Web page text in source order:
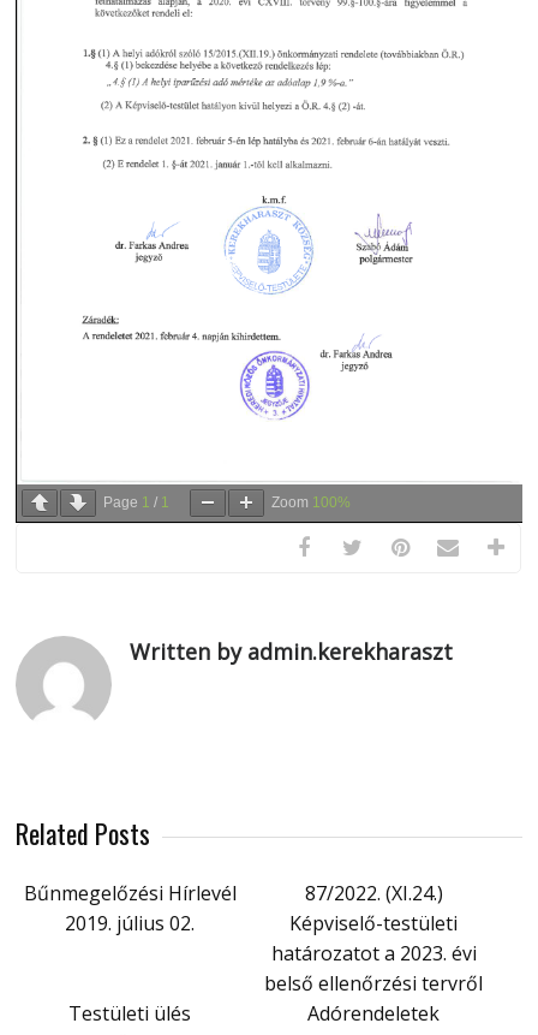
Page 1 / 1 Zoom 100%
Written by admin.kerekharaszt
Related Posts
Bűnmegelőzési Hírlevél
2019. július 02.
87/2022. (XI.24.)
Képviselő-testületi
határozatot a 2023. évi
belső ellenőrzési tervről
Testületi ülés
Adórendeletek